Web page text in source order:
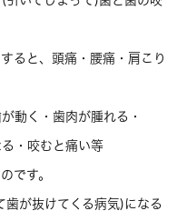
ると、頭痛・腰痛・肩こり
動く・歯肉が腫れる・
・咬むと痛い等
です。
が抜けてくる病気)になる